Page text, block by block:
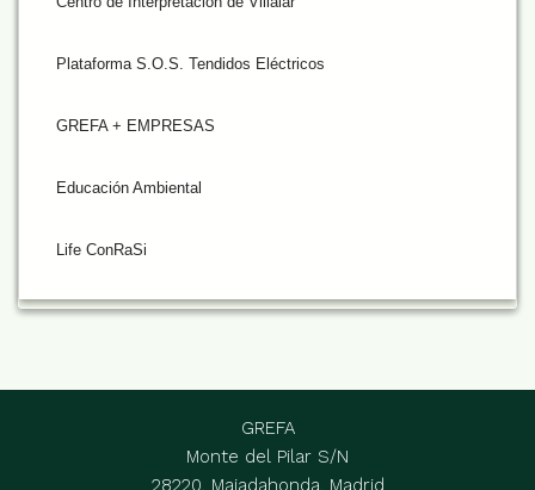
Plataforma S.O.S. Tendidos Eléctricos
GREFA + EMPRESAS
Educación Ambiental
Life ConRaSi
GREFA
Monte del Pilar S/N
28220, Majadahonda, Madrid